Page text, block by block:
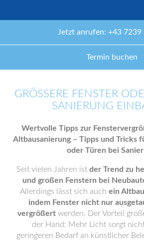
Jetzt anrufen: +43 7239
Termin buchen
GRÖSSERE FENSTER
ANIERUNG
Wertvolle Tipps zur
Altbausanierung – Tipps und Tricks
oder Türen bei
Seit vielen Jahren ist der Trend zu
und großen Fenstern bei
Allerdings lässt sich auch ein
indem Fenster nicht nur
vergrößertwerden. Der Vorteil
der Hand: Mehr Licht sorgt
geringeren Bedarf an künstlicher